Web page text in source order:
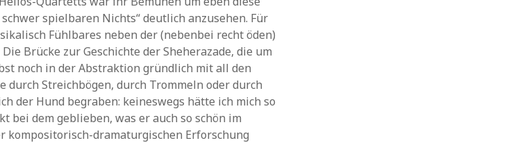
spielbaren Nichts“ deutlich anzusehen. Für
Fühlbares neben der (nebenbei recht öden)
Brücke zur Geschichte der Sheherazade, die um
noch in der Abstraktion gründlich mit all den
durch Streichbögen, durch Trommeln oder durch
der Hund begraben: keineswegs hätte ich mich so
bei dem geblieben, was er auch so schön im
kompositorisch-dramaturgischen Erforschung